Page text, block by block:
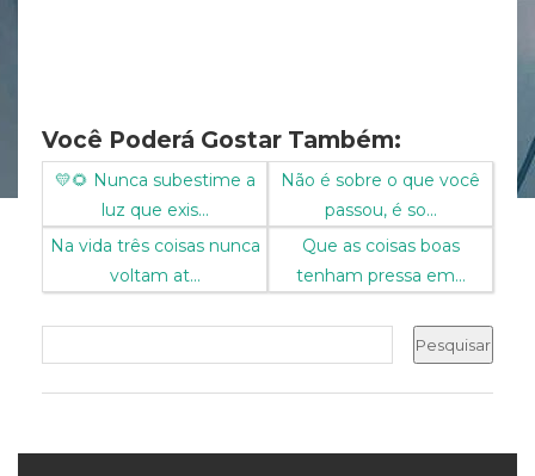
Você Poderá Gostar Também:
💛🌻 Nunca subestime a
luz que exis...
Não é sobre o que você
passou, é so...
Na vida três coisas nunca
voltam at...
Que as coisas boas
tenham pressa em...